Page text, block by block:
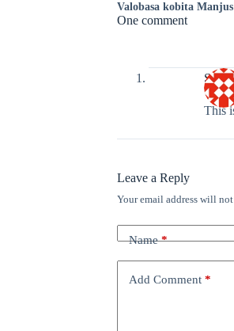
Valobasa kobita Manjus
One comment
This
Leave a Reply
Your email address will not
Name*
Add Comment*